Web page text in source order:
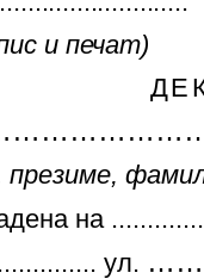
и печат)
презиме,
на
ул.